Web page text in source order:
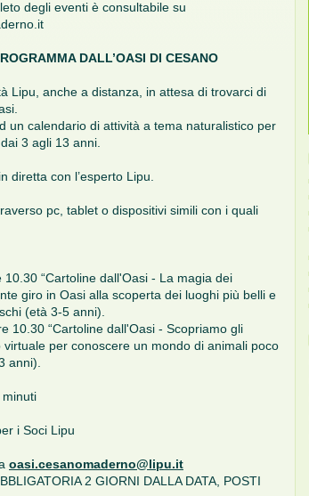
degli eventi è consultabile su
DALL’OASI DI CESANO
Lipu, anche a distanza, in attesa di trovarci di
un calendario di attività a tema naturalistico per
3 agli 13 anni.
diretta con l’esperto Lipu.
pc, tablet o dispositivi simili con i quali
“Cartoline dall'Oasi - La magia dei
giro in Oasi alla scoperta dei luoghi più belli e
(età 3-5 anni).
10.30 “Cartoline dall'Oasi - Scopriamo gli
virtuale per conoscere un mondo di animali poco
anni).
minuti
i Soci Lipu
oasi.cesanomaderno@lipu.it
2 GIORNI DALLA DATA, POSTI